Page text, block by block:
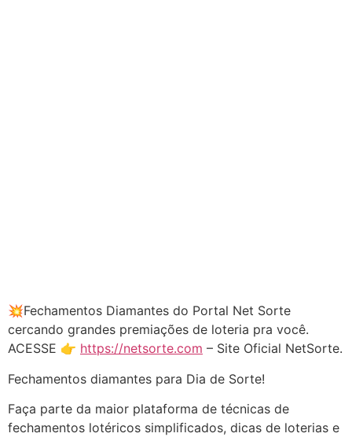
💥Fechamentos Diamantes do Portal Net Sorte
cercando grandes premiações de loteria pra você.
ACESSE 👉 https://netsorte.com – Site Oficial NetSorte.
Fechamentos diamantes para Dia de Sorte!
Faça parte da maior plataforma de técnicas de
fechamentos lotéricos simplificados, dicas de loterias e